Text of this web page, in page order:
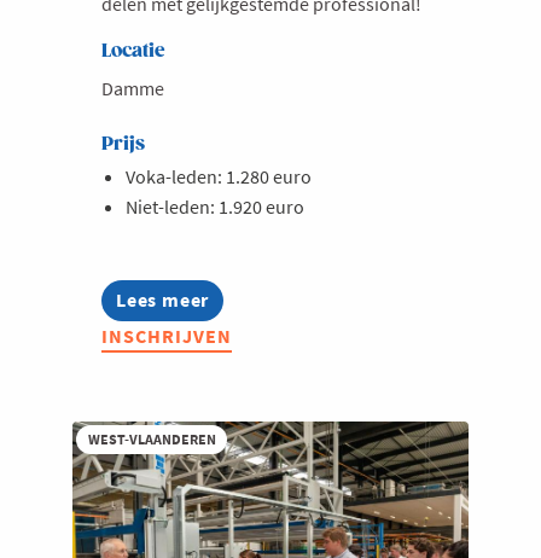
Locatie
Damme
Prijs
Voka-leden: 1.280 euro
Niet-leden: 1.920 euro
Lees meer
about
Lerend
Netwerk
INSCHRIJVEN
WEST-VLAANDEREN